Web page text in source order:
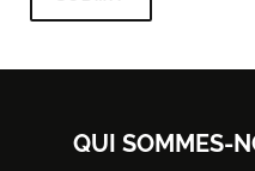
QUI SOMMES-